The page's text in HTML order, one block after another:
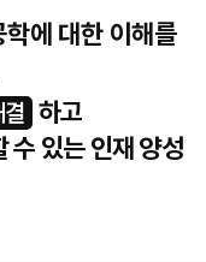
에 대한 이해를
하고
수 있는 인재 양성